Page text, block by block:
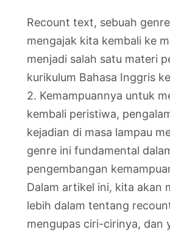
Recount text, sebuah
mengajak kita kembali ke
menjadi salah satu materi
kurikulum Bahasa Inggris
2. Kemampuannya untuk
kembali peristiwa,
kejadian di masa lampau
genre ini fundamental
pengembangan
Dalam artikel ini, kita akan
lebih dalam tentang
mengupas ciri-cirinya, dan